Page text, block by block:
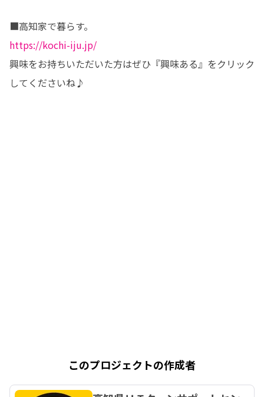
https://kochi-iju.jp/
興味をお持ちいただいた方はぜひ『興味ある』をクリック
してくださいね♪
このプロジェクトの作成者